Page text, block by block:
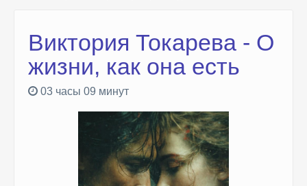
Виктория Токарева - О
жизни, как она есть
03 часы 09 минут